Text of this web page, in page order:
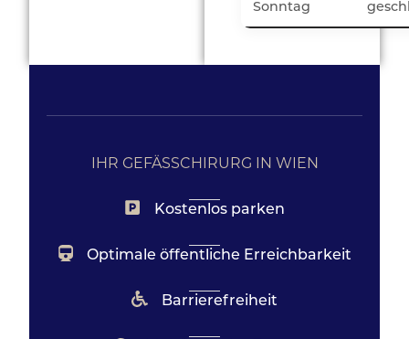
Sonntag
IHR GEFÄSSCHIRURG IN WIEN
Kostenlos parken
Optimale öffentliche Erreichbarkeit
Barrierefreiheit